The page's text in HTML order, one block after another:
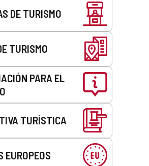
DE TURISMO
TURISMO
PARA EL
TURÍSTICA
EUROPEOS